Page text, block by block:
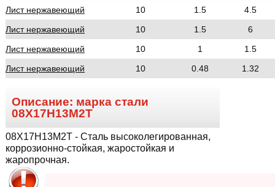
Лист нержавеющий
10 1.5
4.5
Лист нержавеющий
10 1.5
6
Лист нержавеющий
10 1
1.5
Лист нержавеющий
10 0.48 1.32
Описание: марка стали
08Х17Н13М2Т
08Х17Н13М2Т - Сталь высоколегированная,
коррозионно-стойкая, жаростойкая и
жаропрочная.